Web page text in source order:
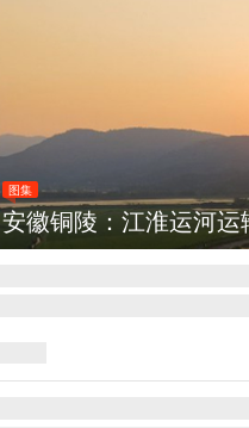
图集
安徽铜陵：江淮运河运